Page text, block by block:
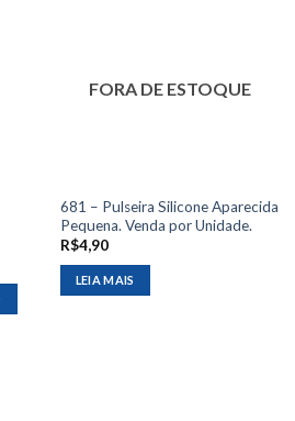
FORA DE ESTOQUE
681 – Pulseira Silicone Aparecida
Pequena. Venda por Unidade.
R$4,90
LEIA MAIS